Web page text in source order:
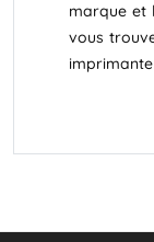
marque et
vous
imprimante